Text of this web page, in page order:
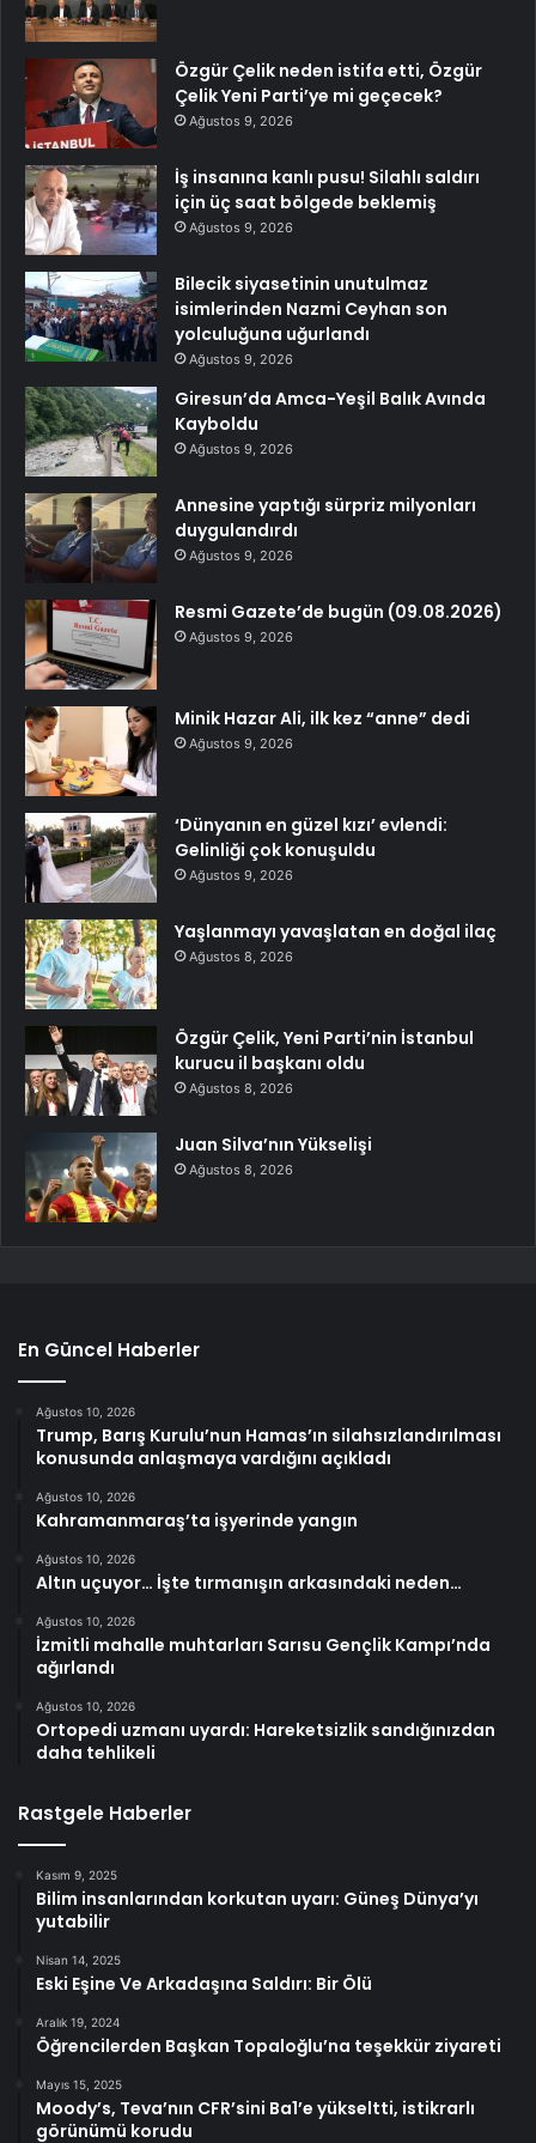
Özgür Çelik neden istifa etti, Özgür
Çelik Yeni Parti’ye mi geçecek?
Ağustos 9, 2026
İş insanına kanlı pusu! Silahlı saldırı
için üç saat bölgede beklemiş
Ağustos 9, 2026
Bilecik siyasetinin unutulmaz
isimlerinden Nazmi Ceyhan son
yolculuğuna uğurlandı
Ağustos 9, 2026
Giresun’da Amca-Yeşil Balık Avında
Kayboldu
Ağustos 9, 2026
Annesine yaptığı sürpriz milyonları
duygulandırdı
Ağustos 9, 2026
Resmi Gazete’de bugün (09.08.2026)
Ağustos 9, 2026
Minik Hazar Ali, ilk kez “anne” dedi
Ağustos 9, 2026
‘Dünyanın en güzel kızı’ evlendi:
Gelinliği çok konuşuldu
Ağustos 9, 2026
Yaşlanmayı yavaşlatan en doğal ilaç
Ağustos 8, 2026
Özgür Çelik, Yeni Parti’nin İstanbul
kurucu il başkanı oldu
Ağustos 8, 2026
Juan Silva’nın Yükselişi
Ağustos 8, 2026
En Güncel Haberler
Ağustos 10, 2026
Trump, Barış Kurulu’nun Hamas’ın silahsızlandırılması
konusunda anlaşmaya vardığını açıkladı
Ağustos 10, 2026
Kahramanmaraş’ta işyerinde yangın
Ağustos 10, 2026
Altın uçuyor… İşte tırmanışın arkasındaki neden…
Ağustos 10, 2026
İzmitli mahalle muhtarları Sarısu Gençlik Kampı’nda
ağırlandı
Ağustos 10, 2026
Ortopedi uzmanı uyardı: Hareketsizlik sandığınızdan
daha tehlikeli
Rastgele Haberler
Kasım 9, 2025
Bilim insanlarından korkutan uyarı: Güneş Dünya’yı
yutabilir
Nisan 14, 2025
Eski Eşine Ve Arkadaşına Saldırı: Bir Ölü
Aralık 19, 2024
Öğrencilerden Başkan Topaloğlu’na teşekkür ziyareti
Mayıs 15, 2025
Moody’s, Teva’nın CFR’sini Ba1’e yükseltti, istikrarlı
görünümü korudu